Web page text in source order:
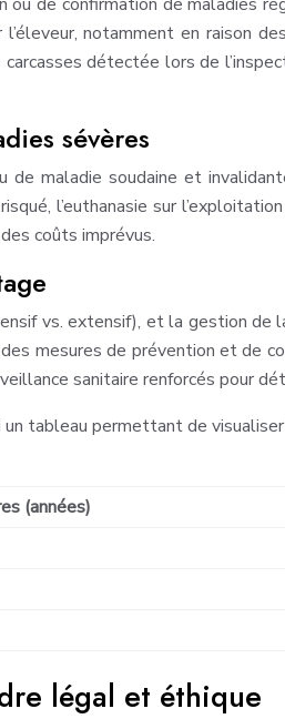
notamment en raison
détectée lors de
sévères
de maladie soudaine et
l’euthanasie sur
coûts imprévus.
vs. extensif), et la gestion
mesures de prévention et de
sanitaire renforcés pour
tableau permettant de
(années)
légal et éthique